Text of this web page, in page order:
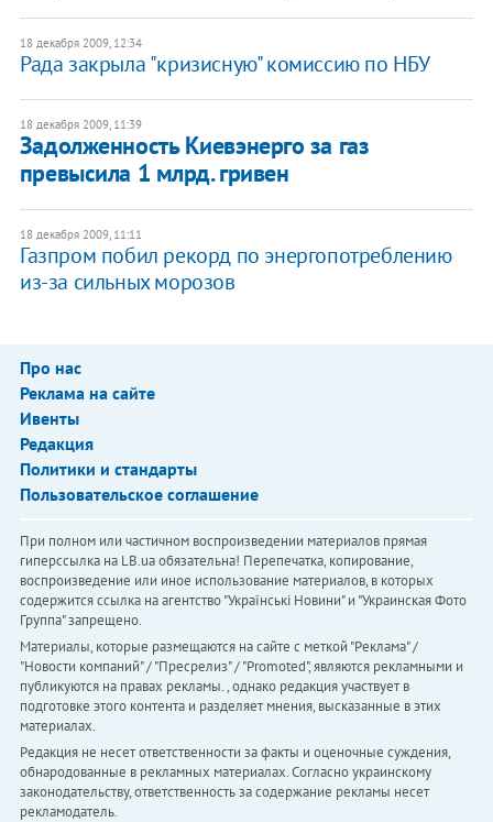
18 декабря 2009, 12:34
Рада закрыла "кризисную" комиссию по НБУ
18 декабря 2009, 11:39
Задолженность Киевэнерго за газ
превысила 1 млрд. гривен
18 декабря 2009, 11:11
Газпром побил рекорд по энергопотреблению
из-за сильных морозов
Про нас
Реклама на сайте
Ивенты
Редакция
Политики и стандарты
Пользовательское соглашение
При полном или частичном воспроизведении материалов прямая
гиперссылка на LB.ua обязательна! Перепечатка, копирование,
воспроизведение или иное использование материалов, в которых
содержится ссылка на агентство "Українськi Новини" и "Украинская Фото
Группа" запрещено.
Материалы, которые размещаются на сайте с меткой "Реклама" /
"Новости компаний" / "Пресрелиз" / "Promoted", являются рекламными и
публикуются на правах рекламы. , однако редакция участвует в
подготовке этого контента и разделяет мнения, высказанные в этих
материалах.
Редакция не несет ответственности за факты и оценочные суждения,
обнародованные в рекламных материалах. Согласно украинскому
законодательству, ответственность за содержание рекламы несет
рекламодатель.